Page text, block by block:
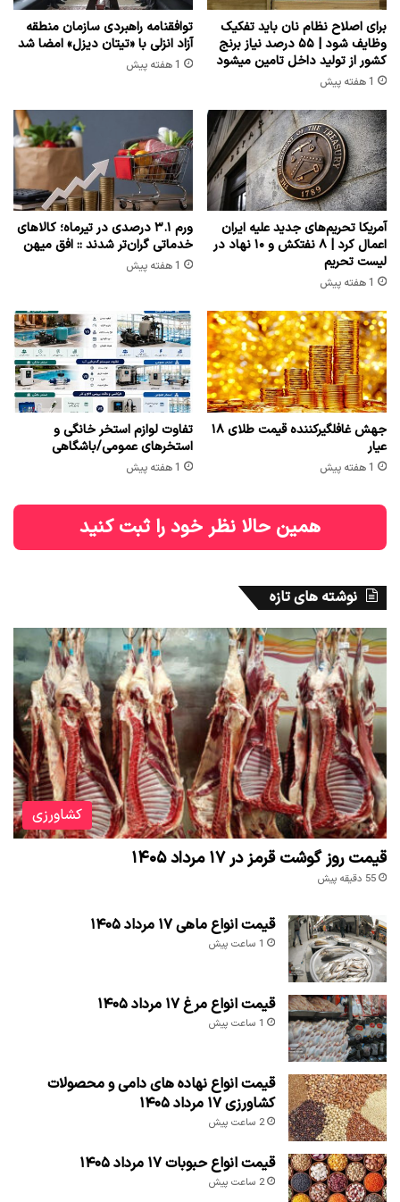
برای اصلاح نظام نان باید تفکیک
وظایف شود | ۵۵ درصد نیاز برنج
کشور از تولید داخل تامین میشود
1 هفته پیش
توافقنامه راهبردی سازمان منطقه
آزاد انزلی با «تیتان دیزل» امضا شد
1 هفته پیش
آمریکا تحریم‌های جدید علیه ایران
اعمال کرد | ۸ نفتکش و ۱۰ نهاد در
لیست تحریم
1 هفته پیش
ورم ۳.۱ درصدی در تیرماه؛ کالاهای
خدماتی گران‌تر شدند :: افق میهن
1 هفته پیش
جهش غافلگیرکننده قیمت طلای ۱۸
عیار
1 هفته پیش
تفاوت لوازم استخر خانگی و
استخرهای عمومی/باشگاهی
1 هفته پیش
همین حالا نظر خود را ثبت کنید
نوشته های تازه
کشاورزی
قیمت روز گوشت قرمز در ۱۷ مرداد ۱۴۰۵
55 دقیقه پیش
قیمت انواع ماهی ۱۷ مرداد ۱۴۰۵
1 ساعت پیش
قیمت انواع مرغ ۱۷ مرداد ۱۴۰۵
1 ساعت پیش
قیمت انواع نهاده های دامی و محصولات
کشاورزی ۱۷ مرداد ۱۴۰۵
2 ساعت پیش
قیمت انواع حبوبات ۱۷ مرداد ۱۴۰۵
2 ساعت پیش